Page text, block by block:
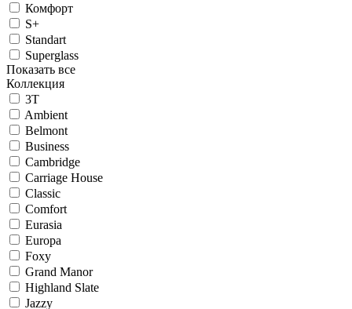
Комфорт
S+
Standart
Superglass
Показать все
Коллекция
3T
Ambient
Belmont
Business
Cambridge
Carriage House
Classic
Comfort
Eurasia
Europa
Foxy
Grand Manor
Highland Slate
Jazzy